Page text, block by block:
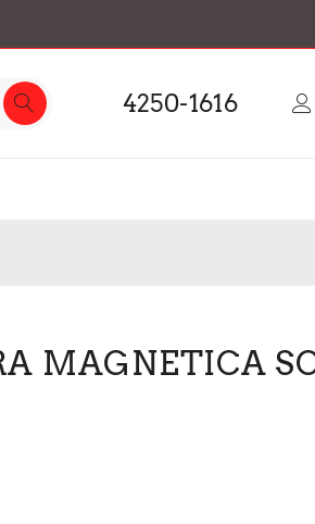
4250-1616
MAGNETICA